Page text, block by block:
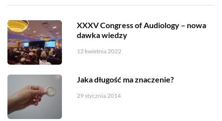
XXXV Congress of Audiology – nowa
dawka wiedzy
12 kwietnia 2022
Jaka długość ma znaczenie?
29 stycznia 2014